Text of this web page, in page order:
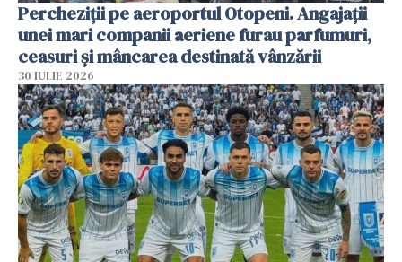
Percheziții pe aeroportul Otopeni. Angajații
unei mari companii aeriene furau parfumuri,
ceasuri și mâncarea destinată vânzării
30 IULIE 2026